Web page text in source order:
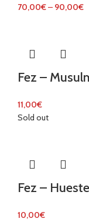
70,00€– 90,00€
Fez –
11,00€
Sold out
Fez –
10,00€